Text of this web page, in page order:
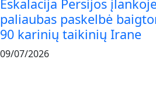
Eskalacija Persijos
paliaubas paskelbė
90 karinių taikinių Irane
09/07/2026